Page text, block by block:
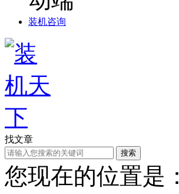
装机咨询
找文章
搜索
您现在的位置是：